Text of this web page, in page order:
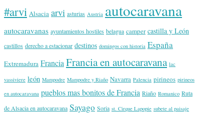
#arvi Alsacia arvi asturias Austria autocaravana
autocaravanas ayuntamientos hostiles belagua camper castilla y León
castillos derecho a estacionar destinos domingos con historia España
Extremadura Francia Francia en autocaravana lac
vassiviere león Mampodre Mampodre y Riaño Navarra Palencia pirineos pirineos
en autocaravana pueblos mas bonitos de Francia Riaño Romanico Ruta
de Alsacia en autocaravana Sayago Soria st. Cirque Lapopie subete al paisaje